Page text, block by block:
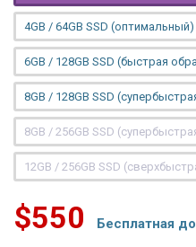
4GB / 64GB SSD (оптимальный)
6GB / 128GB SSD (быстрая
8GB / 128GB SSD
8GB / 256GB SSD
12GB / 256GB SSD
$550 Бесплатная